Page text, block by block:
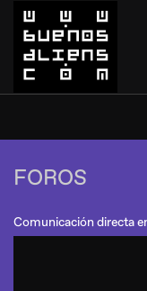
FOROS
Comunicación directa